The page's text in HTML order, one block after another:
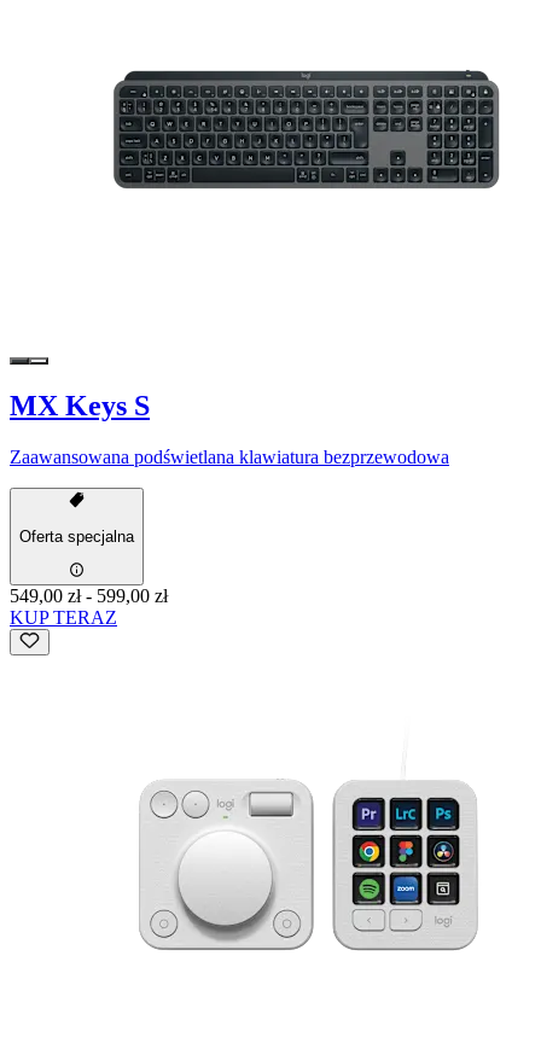
MX Keys S
Zaawansowana podświetlana klawiatura bezprzewodowa
Oferta specjalna
549,00 zł- 599,00 zł
KUP TERAZ